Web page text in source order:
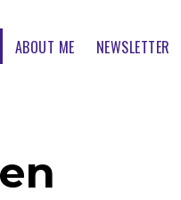
ABOUT ME NEWSLETTER